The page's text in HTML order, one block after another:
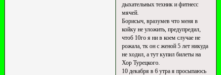
дыхательных техник и фитнесс
мячей.
Борисыч, вразумев что меня в
койку не уложить, предупредил,
чтоб 10го я ни в коем случае не
рожала, тк он с женой 5 лет никуда
не ходил, а тут купил билеты на
Хор Турецкого.
10 декабря в 6 утра я просыпаюсь